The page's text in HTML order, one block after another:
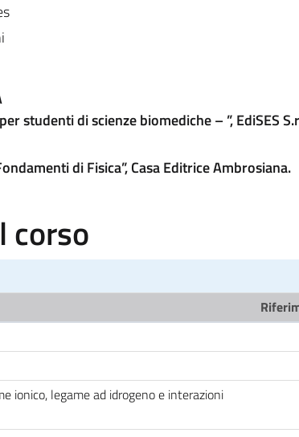
studenti di scienze biomediche – ”, EdiSES
di Fisica”, Casa Editrice Ambrosiana.
corso
ionico, legame ad idrogeno e interazioni